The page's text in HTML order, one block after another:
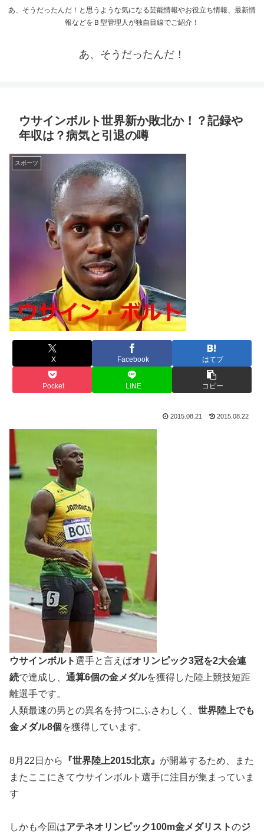
あ、そうだったんだ！と思うような気になる芸能情報やお役立ち情報、最新情
報などをＢ型管理人が独自目線でご紹介！
あ、そうだったんだ！
ウサインボルト世界新か敗北か！？記録や
年収は？病気と引退の噂
スポーツ
X Facebook はてブ
Pocket LINE コピー
2015.08.21 2015.08.22
ウサインボルト選手と言えばオリンピック3冠を2大会連
続で達成し、 通算6個の金メダルを獲得した陸上競技短距
離選手です。
人類最速の男との異名を持つにふさわしく、 世界陸上でも
金メダル8個 を獲得しています。
8月22日から 『世界陸上2015北京』 が開幕するため、また
またここにきてウサインボルト選手に注目が集まっていま
す
しかも今回はアテネオリンピック100m金メダリストのジ